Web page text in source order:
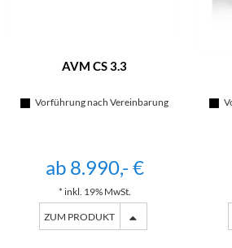
AVM CS 3.3
Vorführung nach Vereinbarung
ab 8.990,- €
* inkl. 19% MwSt.
ZUM PRODUKT